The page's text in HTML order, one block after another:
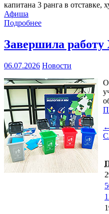
капитана 3 ранга в
Афиша
Подробнее
Завершила работу
06.07.2026 Новости
5